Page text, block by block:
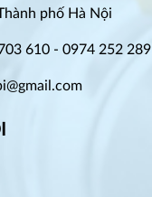
phố Hà Nội
610 - 0974 252 289